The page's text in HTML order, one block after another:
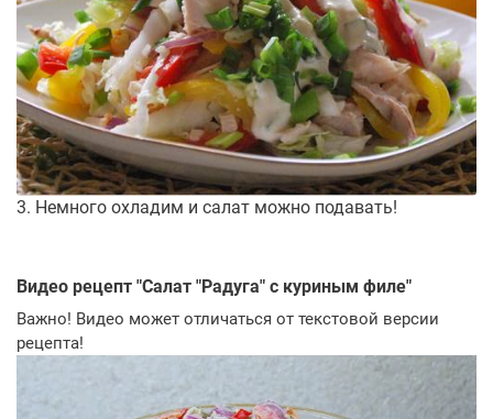
3. Немного охладим и салат можно подавать!
Видео рецепт "Салат "Радуга" с куриным филе"
Важно! Видео может отличаться от текстовой версии
рецепта!